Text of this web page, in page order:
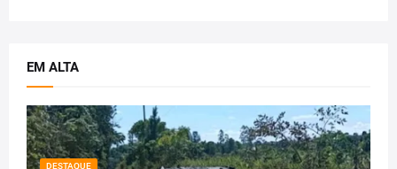
EM ALTA
DESTAQUE